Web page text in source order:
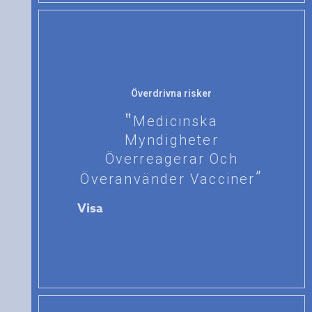
Överdrivna risker
Medicinska
Myndigheter
Överreagerar Och
Överanvänder Vacciner
Visa